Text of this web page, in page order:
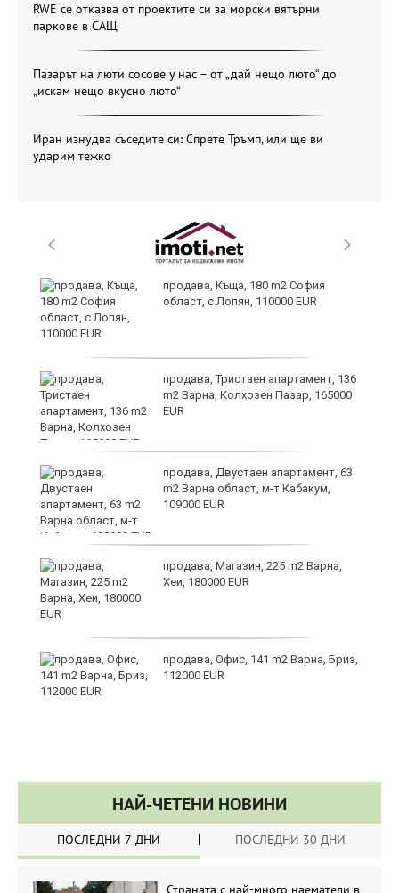
RWE се отказва от проектите си за морски вятърни
паркове в САЩ
Пазарът на люти сосове у нас – от „дай нещо люто“ до
„искам нещо вкусно люто“
Иран изнудва съседите си: Спрете Тръмп, или ще ви
ударим тежко
продава, Къща, 180 m2 София
област, с.Лопян, 110000 EUR
продава, Тристаен апартамент, 136
m2 Варна, Колхозен Пазар, 165000
EUR
продава, Двустаен апартамент, 63
m2 Варна област, м-т Кабакум,
109000 EUR
продава, Магазин, 225 m2 Варна,
Хеи, 180000 EUR
продава, Офис, 141 m2 Варна, Бриз,
112000 EUR
НАЙ-ЧЕТЕНИ НОВИНИ
ПОСЛЕДНИ 7 ДНИ ПОСЛЕДНИ 30 ДНИ
Страната с най-много наематели в